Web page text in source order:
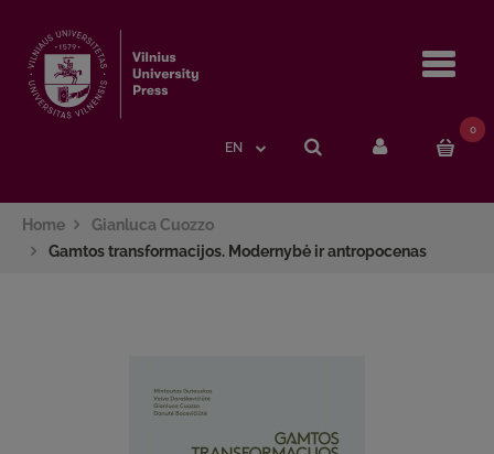
EN
0
Home
Gianluca Cuozzo
Gamtos transformacijos. Modernybė ir antropocenas